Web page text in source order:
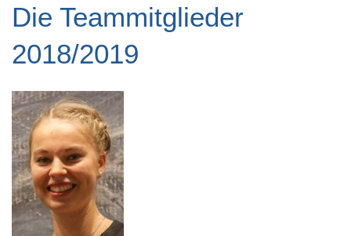
Die Teammitglieder
2018/2019